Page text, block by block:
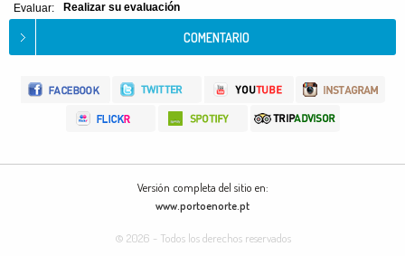
Evaluar: Realizar su evaluación
Versión completa del sitio en:
www.portoenorte.pt
© 2026 - Todos los derechos reservados